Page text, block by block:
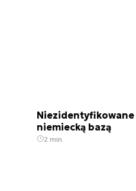
niemiecką bazą
2 min.